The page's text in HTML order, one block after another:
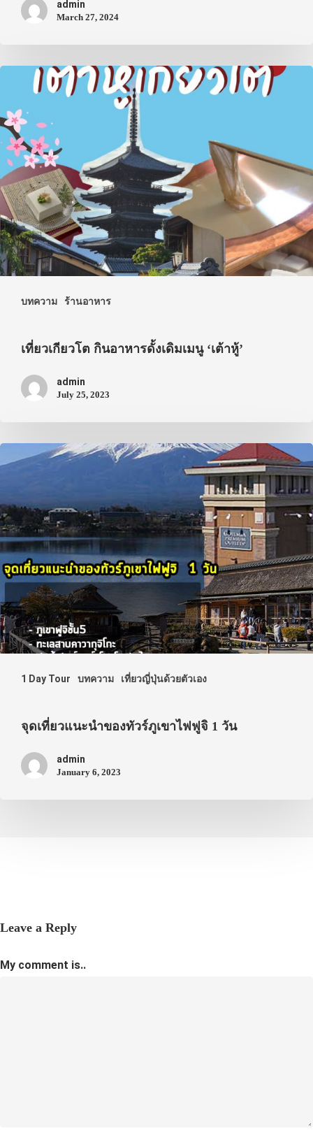
admin
March 27, 2024
บทความ ร้านอาหาร
เที่ยวเกียวโต กินอาหารดั้งเดิมเมนู ‘เต้าหู้’
admin
July 25, 2023
1 Day Tour บทความ เที่ยวญี่ปุ่นด้วยตัวเอง
จุดเที่ยวแนะนำของทัวร์ภูเขาไฟฟูจิ 1 วัน
admin
January 6, 2023
Leave a Reply
My comment is..
ประเทศญี่ปุ่น
เที่ยวญี่ปุ่นด้ว
เอง
รถบัส
เดินทาง
สาระน่ารู้